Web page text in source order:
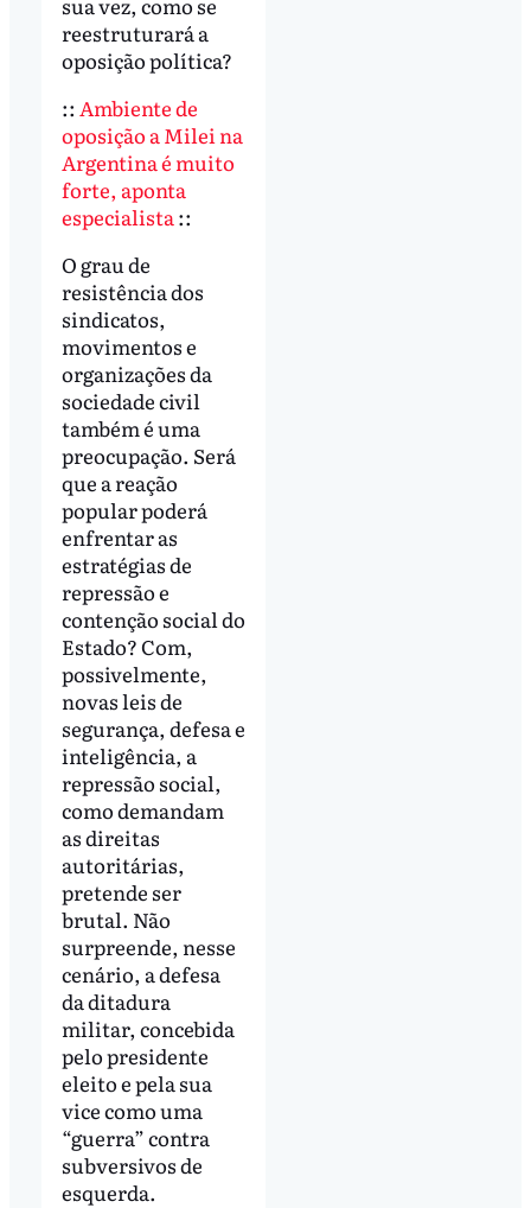
reestruturará a
oposição política?
:: Ambiente de
oposição a Milei na
Argentina é muito
forte, aponta
especialista ::
O grau de
resistência dos
sindicatos,
movimentos e
organizações da
sociedade civil
também é uma
preocupação. Será
que a reação
popular poderá
enfrentar as
estratégias de
repressão e
contenção social do
Estado? Com,
possivelmente,
novas leis de
segurança, defesa e
inteligência, a
repressão social,
como demandam
as direitas
autoritárias,
pretende ser
brutal. Não
surpreende, nesse
cenário, a defesa
da ditadura
militar, concebida
pelo presidente
eleito e pela sua
vice como uma
“guerra” contra
subversivos de
esquerda.